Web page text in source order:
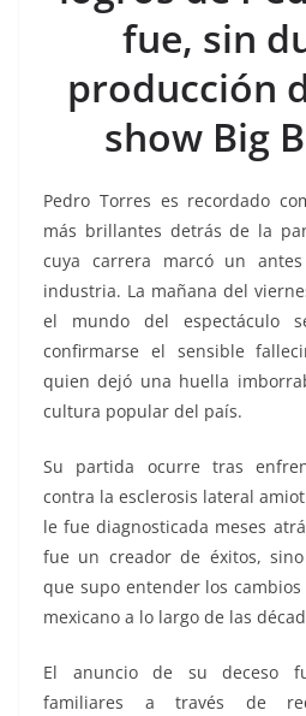
k
p
fue, sin
producción
show Big
Pedro Torres es recordado
más brillantes detrás de la
cuya carrera marcó un
industria. La mañana del
el mundo del espectáculo
confirmarse el sensible
quien dejó una huella
cultura popular del país.
Su partida ocurre tras
contra la esclerosis lateral
le fue diagnosticada meses
fue un creador de éxitos,
que supo entender los
mexicano a lo largo de las
El anuncio de su deceso
familiares a través de